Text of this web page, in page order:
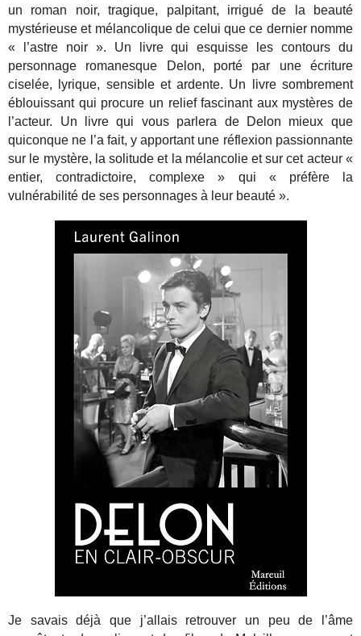
un roman noir, tragique, palpitant, irrigué de la beauté
mystérieuse et mélancolique de celui que ce dernier nomme
« l’astre noir ». Un livre qui esquisse les contours du
personnage romanesque Delon, porté par une écriture
ciselée, lyrique, sensible et ardente. Un livre sombrement
éblouissant qui procure un relief fascinant aux mystères de
l’acteur. Un livre qui vous parlera de Delon mieux que
quiconque ne l’a fait, y apportant une réflexion passionnante
sur le mystère, la solitude et la mélancolie et sur cet acteur «
entier, contradictoire, complexe » qui « préfère la
vulnérabilité de ses personnages à leur beauté ».
Je savais déjà que j’allais retrouver un peu de l’âme